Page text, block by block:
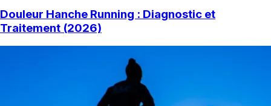
Douleur Hanche Running : Diagnostic et
Traitement (2026)